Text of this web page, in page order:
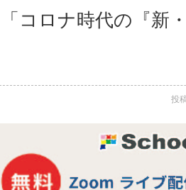
コロナ時代の『新
投